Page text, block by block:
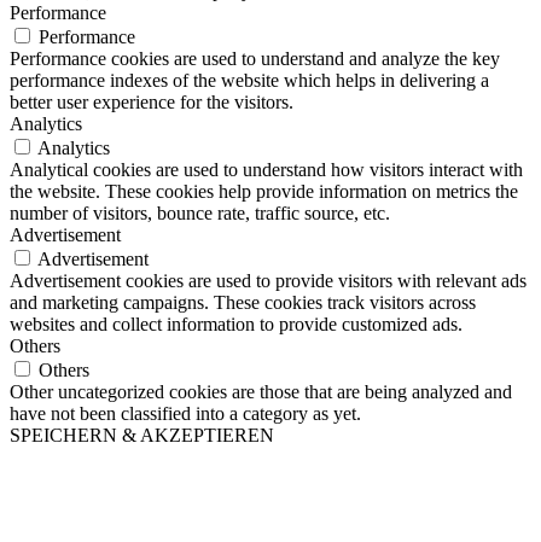
Performance
Performance
Performance cookies are used to understand and analyze the key
performance indexes of the website which helps in delivering a
better user experience for the visitors.
Analytics
Analytics
Analytical cookies are used to understand how visitors interact with
the website. These cookies help provide information on metrics the
number of visitors, bounce rate, traffic source, etc.
Advertisement
Advertisement
Advertisement cookies are used to provide visitors with relevant ads
and marketing campaigns. These cookies track visitors across
websites and collect information to provide customized ads.
Others
Others
Other uncategorized cookies are those that are being analyzed and
have not been classified into a category as yet.
SPEICHERN & AKZEPTIEREN